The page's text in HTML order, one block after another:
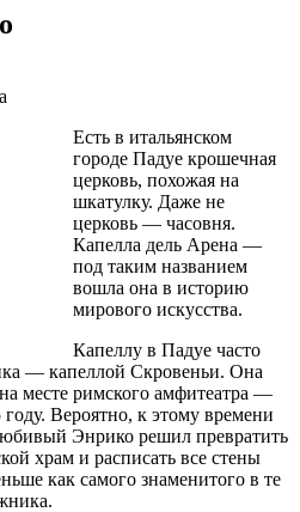
Есть в итальянском
городе Падуе крошечная
церковь, похожая на
шкатулку. Даже не
церковь — часовня.
Капелла дель Арена —
под таким названием
вошла она в историю
мирового искусства.
Капеллу в Падуе часто
— капеллой Скровеньи. Она
месте римского амфитеатра —
Вероятно, к этому времени
Энрико решил превратить
храм и расписать все стены
как самого знаменитого в те